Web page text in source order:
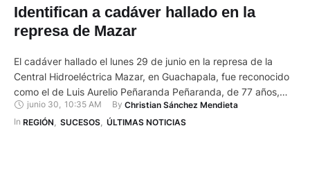
Identifican a cadáver hallado en la
represa de Mazar
El cadáver hallado el lunes 29 de junio en la represa de la
Central Hidroeléctrica Mazar, en Guachapala, fue reconocido
como el de Luis Aurelio Peñaranda Peñaranda, de 77 años,
quien permanecía desaparecido desde el 19 de junio.
Trabajadores que hacían labores de limpieza y mantenimiento
junio 30, 10:35 AM By Christian Sánchez Mendieta
In REGIÓN SUCESOS, ÚLTIMAS NOTICIAS